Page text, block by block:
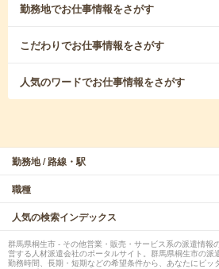
勤務地でお仕事情報をさがす
こだわりでお仕事情報をさがす
人気のワードでお仕事情報をさがす
勤務地 / 路線・駅
職種
人気の検索インデックス
群馬県桐生市 - その他営業・販売・サービス系の派遣情報
営する人材派遣会社のポータルサイト。群馬県桐生市の派
勤務時間、長期・短期などの希望条件から、あなたにピッ